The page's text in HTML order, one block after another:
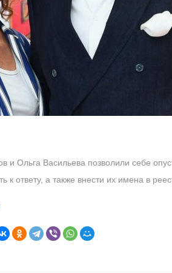
Ольга Васильева позволили себе
ответу, а также внести их имена в